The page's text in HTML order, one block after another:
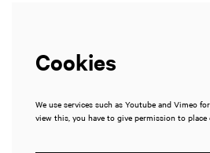
Cookies
We use services such as Youtube and Vimeo
view this, you have to give permission to place